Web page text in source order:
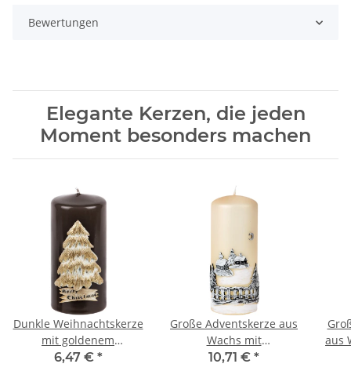
Bewertungen
Elegante Kerzen, die jeden
Moment besonders machen
Dunkle Weihnachtskerze
mit goldenem
Weihnachtsbaum aus
6,47 € *
Große Adventskerze aus
Wachs mit
Weihnachtsmotiv aus
10,71 € *
aus